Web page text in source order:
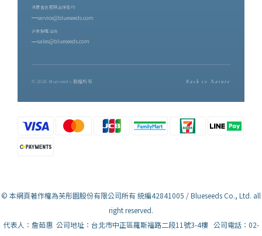
消費者客服與合作邀約
service@blueseeds.com
企業採購洽詢
sales@blueseeds.com
© 2026 Blueseeds 版權所有 Back to Nature
© 本網頁著作權為芙彤園股份有限公司所有 統編42841005 / Blueseeds Co., Ltd. all
right reserved.
代表人：詹茹惠 公司地址：台北市中正區羅斯福路二段11號3-4樓 公司電話：02-